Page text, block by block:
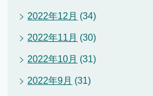
2022年12月 (34)
2022年11月 (30)
2022年10月 (31)
2022年9月 (31)